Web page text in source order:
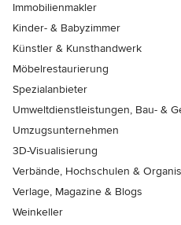
Immobilienmakler
Kinder- & Babyzimmer
Künstler & Kunsthandwerk
Möbelrestaurierung
Spezialanbieter
Umweltdienstleistungen, Bau- &
Umzugsunternehmen
3D-Visualisierung
Verbände, Hochschulen &
Verlage, Magazine & Blogs
Weinkeller